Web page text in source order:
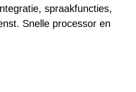
spraakfuncties,
Snelle processor en